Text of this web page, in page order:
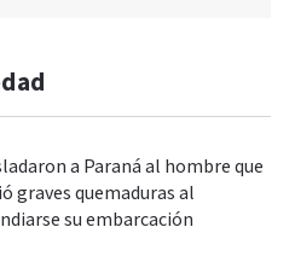
a Paraná al hombre que
graves quemaduras al
su embarcación